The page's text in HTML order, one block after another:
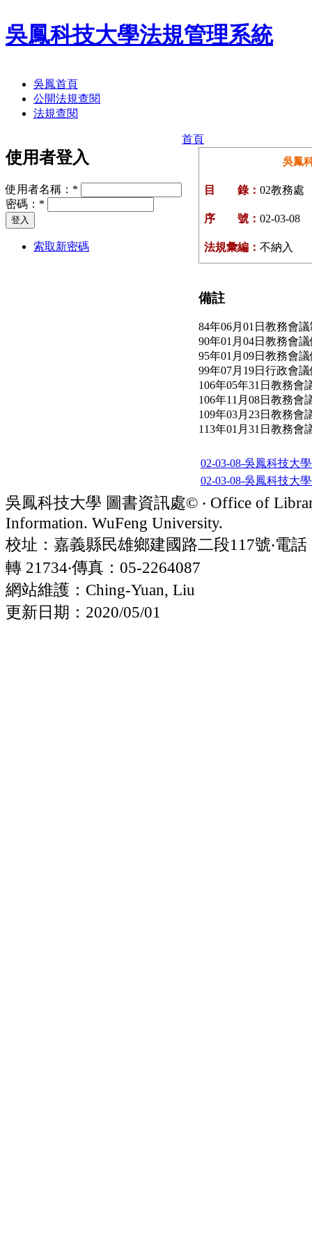
吳鳳科技大學法規管理系統
吳鳳首頁
公開法規查閱
法規查閱
使用者登入
使用者名稱： *
密碼： *
索取新密碼
首頁
吳鳳
目 錄： 02教務處
序 號： 02-03-08
法規彙編： 不納入
備註
84年06月01日教務會
90年01月04日教務會
95年01月09日教務會
99年07月19日行政會
106年05年31日教務會
106年11月08日教務會
109年03月23日教務會
113年01月31日教務會
02-03-08-吳鳳科技大
02-03-08-吳鳳科技大
吳鳳科技大學 圖書資訊處© ‧ Office of
Information. WuFeng University.
校址：嘉義縣民雄鄉建國路二段117號‧電話
轉 21734‧傳真：05-2264087
網站維護：Ching-Yuan, Liu
更新日期：2020/05/01